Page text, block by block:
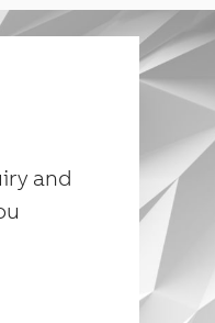
and